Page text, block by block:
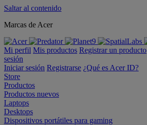
Saltar al contenido
Marcas de Acer
Mi perfil Mis productos Registrar un producto
sesión
Iniciar sesión Registrarse ¿Qué es Acer ID?
Store
Productos
Productos nuevos
Laptops
Desktops
Dispositivos portátiles para gaming